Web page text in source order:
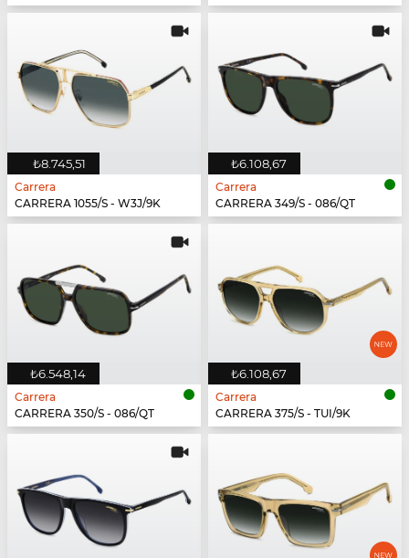
₺8.745,51
Carrera
CARRERA 1055/S - W3J/9K
₺6.108,67
Carrera
CARRERA 349/S - 086/QT
₺6.548,14
Carrera
CARRERA 350/S - 086/QT
₺6.108,67
Carrera
CARRERA 375/S - TUI/9K